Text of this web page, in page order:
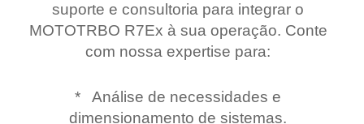
suporte e consultoria para integrar o
MOTOTRBO R7Ex à sua operação. Conte
com nossa expertise para:
* Análise de necessidades e
dimensionamento de sistemas.